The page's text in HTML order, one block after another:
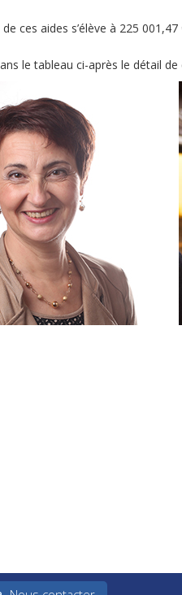
ces aides s’élève à 225 001,47
le tableau ci-après le détail de